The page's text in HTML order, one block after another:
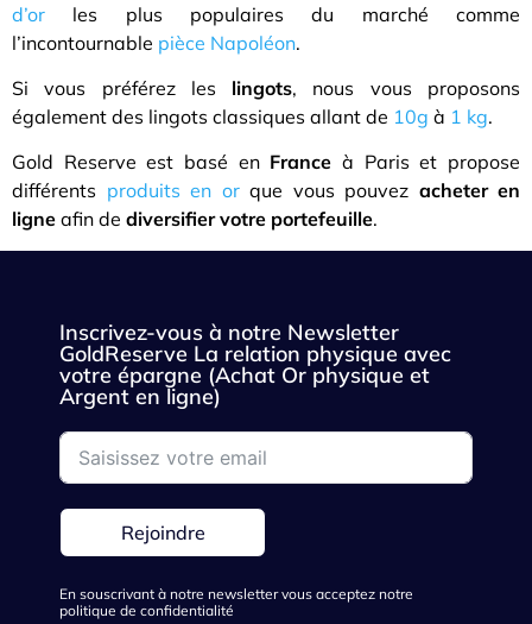
d’or les plus populaires du marché comme
l’incontournable pièce Napoléon.
Si vous préférez les lingots, nous vous proposons
également des lingots classiques allant de 10g à 1 kg.
Gold Reserve est basé en France à Paris et propose
différents produits en orque vous pouvez acheter en
ligne afin de diversifier votre portefeuille.
Inscrivez-vous à notre Newsletter
GoldReserve La relation physique avec
votre épargne (Achat Or physique et
Argent en ligne)
Rejoindre
En souscrivant à notre newsletter vous acceptez notre
politique de confidentialité